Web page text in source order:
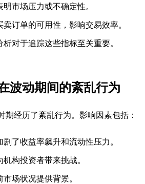
明市场压力或不确定性。
卖订单的可用性，影响交易效率。
析对于追踪这些指标至关重要。
波动期间的紊乱行为
期经历了紊乱行为。影响因素包括：
剧了收益率飙升和流动性压力。
机构投资者带来挑战。
市场状况提供背景。